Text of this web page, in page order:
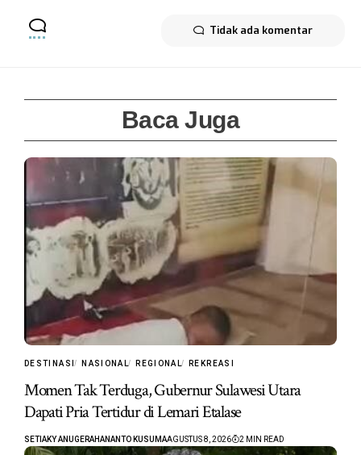
Tidak ada komentar
Baca Juga
DESTINASI NASIONAL REGIONAL REKREASI
Momen Tak Terduga, Gubernur Sulawesi Utara
Dapati Pria Tertidur di Lemari Etalase
SETIAKY ANUGERAHANANTO KUSUMAAGUSTUS 8, 2026 2 MIN READ